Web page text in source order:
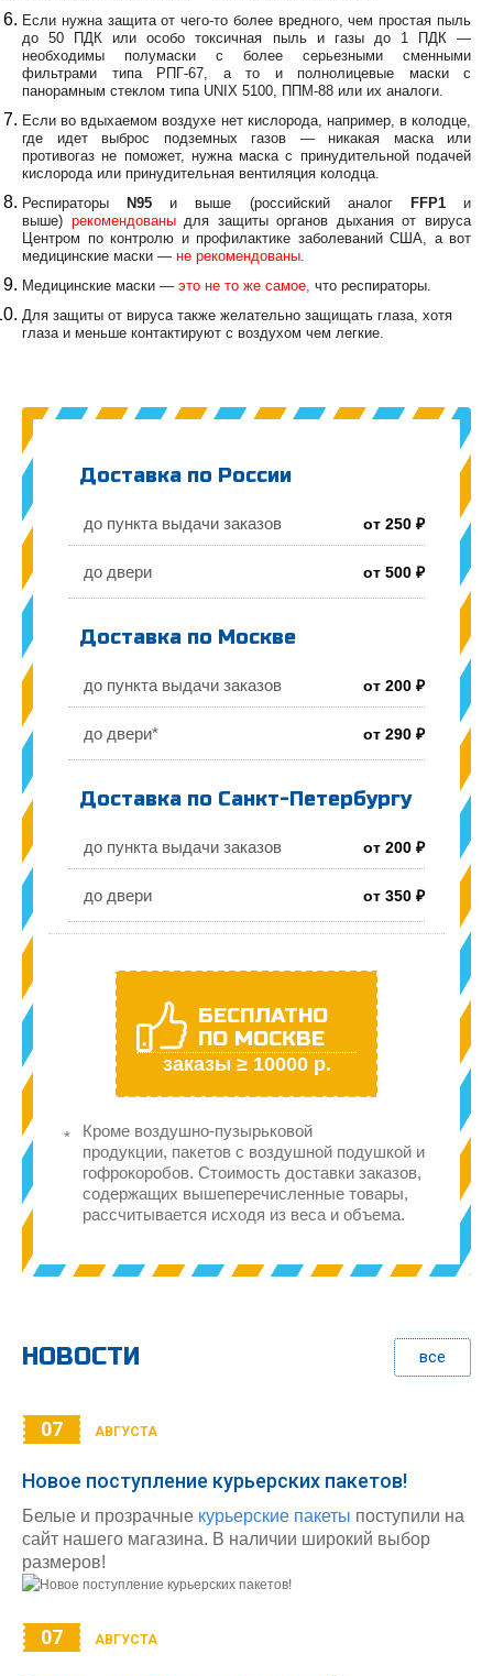
Если нужна защита от чего-то более вредного, чем простая пыль
до 50 ПДК или особо токсичная пыль и газы до 1 ПДК —
необходимы полумаски с более серьезными сменными
фильтрами типа РПГ-67, а то и полнолицевые маски с
панорамным стеклом типа UNIX 5100, ППМ-88 или их аналоги.
Если во вдыхаемом воздухе нет кислорода, например, в колодце,
где идет выброс подземных газов — никакая маска или
противогаз не поможет, нужна маска с принудительной подачей
кислорода или принудительная вентиляция колодца.
Респираторы
N95 и выше (российский аналог FFP1и
выше) рекомендованыдля защиты органов дыхания от вируса
Центром по контролю и профилактике заболеваний США, а вот
медицинские маски — не рекомендованы.
Медицинские маски — это не то же самое, что респираторы.
Для защиты от вируса также желательно защищать глаза, хотя
глаза и меньше контактируют с воздухом чем легкие.
Доставка по России
до пункта выдачи заказов от 250 ₽
до двери от 500 ₽
Доставка по Москве
до пункта выдачи заказов от 200 ₽
до двери* от 290 ₽
Доставка по Санкт-Петербургу
до пункта выдачи заказов от 200 ₽
до двери от 350 ₽
БЕСПЛАТНО
ПО МОСКВЕ
заказы ≥ 10000 р.
Кроме воздушно-пузырьковой
продукции, пакетов с воздушной подушкой и
гофрокоробов. Стоимость доставки заказов,
содержащих вышеперечисленные товары,
рассчитывается исходя из веса и объема.
НОВОСТИ все
07 АВГУСТА
Новое поступление курьерских пакетов!
Белые и прозрачные курьерские пакеты поступили на
сайт нашего магазина. В наличии широкий выбор
размеров!
07 АВГУСТА